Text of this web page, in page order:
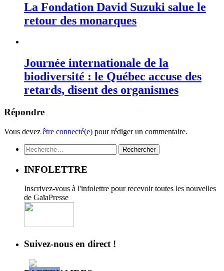
La Fondation David Suzuki salue le
retour des monarques
Journée internationale de la
biodiversité : le Québec accuse des
retards, disent des organismes
Répondre
Vous devez être connecté(e) pour rédiger un commentaire.
Rechercher :
INFOLETTRE
Inscrivez-vous à l'infolettre pour recevoir toutes les nouvelles
de GaïaPresse
Suivez-nous en direct !